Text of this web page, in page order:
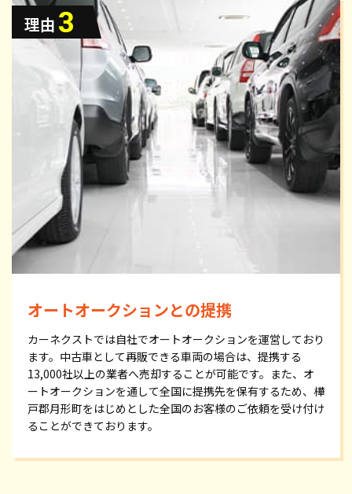
オートオークションとの提携
カーネクストでは自社でオートオークションを運営しており
ます。中古車として再販できる車両の場合は、提携する
13,000社以上の業者へ売却することが可能です。また、オ
ートオークションを通して全国に提携先を保有するため、樺
戸郡月形町をはじめとした全国のお客様のご依頼を受け付け
ることができております。